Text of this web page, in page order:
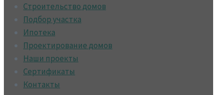
Строительство домов
Подбор участка
Ипотека
Проектирование домов
Наши проекты
Сертификаты
Контакты